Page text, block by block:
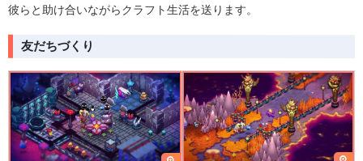
彼らと助け合いながらクラフト生活を送ります。
友だちづくり